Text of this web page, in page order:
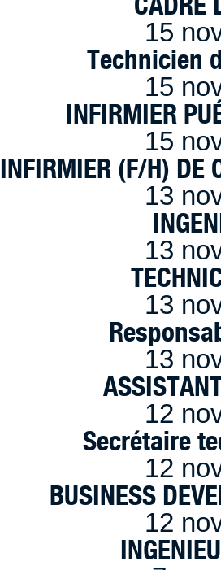
15
Technicien
15
INFIRMIER
15
INFIRMIER (F/H) DE
13
13
13
13
12
Secrétaire
12
BUSINESS
12